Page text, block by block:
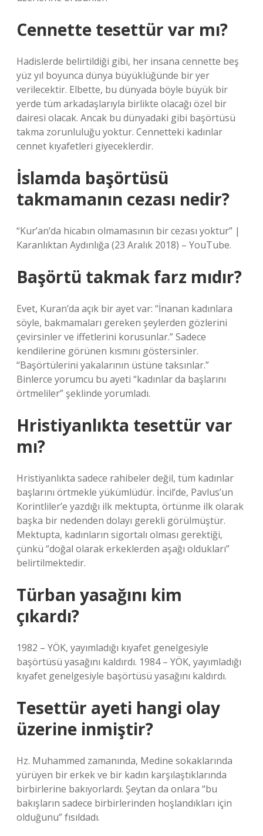
Cennette tesettür var mı?
Hadislerde belirtildiği gibi, her insana cennette beş
yüz yıl boyunca dünya büyüklüğünde bir yer
verilecektir. Elbette, bu dünyada böyle büyük bir
yerde tüm arkadaşlarıyla birlikte olacağı özel bir
dairesi olacak. Ancak bu dünyadaki gibi başörtüsü
takma zorunluluğu yoktur. Cennetteki kadınlar
cennet kıyafetleri giyeceklerdir.
İslamda başörtüsü
takmamanın cezası nedir?
“Kur’an’da hicabın olmamasının bir cezası yoktur” |
Karanlıktan Aydınlığa (23 Aralık 2018) – YouTube.
Başörtü takmak farz mıdır?
Evet, Kuran’da açık bir ayet var: “İnanan kadınlara
söyle, bakmamaları gereken şeylerden gözlerini
çevirsinler ve iffetlerini korusunlar.” Sadece
kendilerine görünen kısmını göstersinler.
“Başörtülerini yakalarının üstüne taksınlar.”
Binlerce yorumcu bu ayeti “kadınlar da başlarını
örtmeliler” şeklinde yorumladı.
Hristiyanlıkta tesettür var
mı?
Hristiyanlıkta sadece rahibeler değil, tüm kadınlar
başlarını örtmekle yükümlüdür. İncil’de, Pavlus’un
Korintliler’e yazdığı ilk mektupta, örtünme ilk olarak
başka bir nedenden dolayı gerekli görülmüştür.
Mektupta, kadınların sigortalı olması gerektiği,
çünkü “doğal olarak erkeklerden aşağı oldukları”
belirtilmektedir.
Türban yasağını kim
çıkardı?
1982 – YÖK, yayımladığı kıyafet genelgesiyle
başörtüsü yasağını kaldırdı. 1984 – YÖK, yayımladığı
kıyafet genelgesiyle başörtüsü yasağını kaldırdı.
Tesettür ayeti hangi olay
üzerine inmiştir?
Hz. Muhammed zamanında, Medine sokaklarında
yürüyen bir erkek ve bir kadın karşılaştıklarında
birbirlerine bakıyorlardı. Şeytan da onlara “bu
bakışların sadece birbirlerinden hoşlandıkları için
olduğunu” fısıldadı.